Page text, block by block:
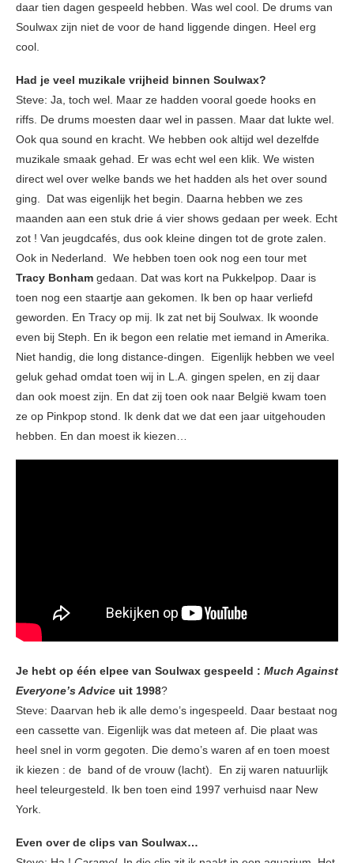
daar tien dagen gespeeld hebben. Was wel cool. De drums van
Soulwax zijn niet de voor de hand liggende dingen. Heel erg
cool.
Had je veel muzikale vrijheid binnen Soulwax?
Steve: Ja, toch wel. Maar ze hadden vooral goede hooks en
riffs. De drums moesten daar wel in passen. Maar dat lukte wel.
Ook qua sound en kracht. We hebben ook altijd wel dezelfde
muzikale smaak gehad. Er was echt wel een klik. We wisten
direct wel over welke bands we het hadden als het over sound
ging. Dat was eigenlijk het begin. Daarna hebben we zes
maanden aan een stuk drie á vier shows gedaan per week. Echt
zot ! Van jeugdcafés, dus ook kleine dingen tot de grote zalen.
Ook in Nederland. We hebben toen ook nog een tour met
Tracy Bonham gedaan. Dat was kort na Pukkelpop. Daar is
toen nog een staartje aan gekomen. Ik ben op haar verliefd
geworden. En Tracy op mij. Ik zat net bij Soulwax. Ik woonde
even bij Steph. En ik begon een relatie met iemand in Amerika.
Niet handig, die long distance-dingen. Eigenlijk hebben we veel
geluk gehad omdat toen wij in L.A. gingen spelen, en zij daar
dan ook moest zijn. En dat zij toen ook naar België kwam toen
ze op Pinkpop stond. Ik denk dat we dat een jaar uitgehouden
hebben. En dan moest ik kiezen…
Je hebt op één elpee van Soulwax gespeeld : Much Against
Everyone’s Advice uit 1998?
Steve: Daarvan heb ik alle demo’s ingespeeld. Daar bestaat nog
een cassette van. Eigenlijk was dat meteen af. Die plaat was
heel snel in vorm gegoten. Die demo’s waren af en toen moest
ik kiezen : de band of de vrouw (lacht). En zij waren natuurlijk
heel teleurgesteld. Ik ben toen eind 1997 verhuisd naar New
York.
Even over de clips van Soulwax…